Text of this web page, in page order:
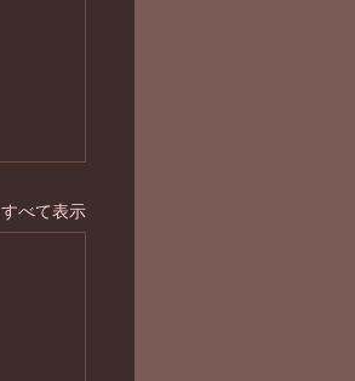
すべて表示